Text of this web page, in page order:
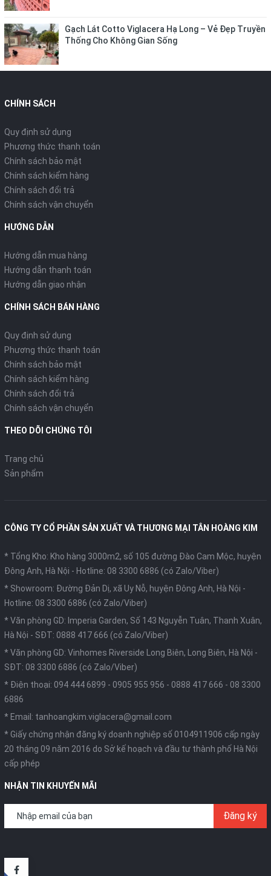
Gạch Lát Cotto Viglacera Hạ Long – Vẻ Đẹp Truyền
Thống Cho Không Gian Sống
CHÍNH SÁCH
Quy định sử dụng
Phương thức thanh toán
Chính sách bảo mật
Chính sách kiểm hàng
Chính sách đổi trả
Chính sách vận chuyển
HƯỚNG DẪN
Hướng dẫn mua hàng
Hướng dẫn thanh toán
Hướng dẫn giao nhận
CHÍNH SÁCH BÁN HÀNG
Quy định sử dụng
Phương thức thanh toán
Chính sách bảo mật
Chính sách kiểm hàng
Chính sách đổi trả
Chính sách vận chuyển
THEO DÕI CHÚNG TÔI
Trang chủ
Sản phẩm
CÔNG TY CỔ PHẦN SẢN XUẤT VÀ THƯƠNG MẠI TÂN HOÀNG KIM
* Tổng Kho: Kho hàng 3000m2, số 105 đường Đào Cam Mộc, huyện
Đông Anh, Hà Nội - Hotline: 08 3300 6886 (có Zalo/Viber)
* Showroom: Đường Đản Dị, xã Uy Nỗ, huyện Đông Anh, Hà Nội -
Hotline: 08 3300 6886 (có Zalo/Viber)
* Văn phòng GD: Imperia Garden, Số 143 Nguyễn Tuân, Thanh Xuân,
Hà Nội - SĐT: 0888 417 666 (có Zalo/Viber)
* Văn phòng GD: Vinhomes Riverside Long Biên, Long Biên, Hà Nội -
SĐT: 08 3300 6886 (có Zalo/Viber)
* Điện thoại: 094 444 6899 - 0905 955 956 - 0888 417 666 - 08 3300
6886
* Email: tanhoangkim.viglacera@gmail.com
* Giấy chứng nhận đăng ký doanh nghiệp số 0104911906 cấp ngày
20 tháng 09 năm 2016 do Sở kế hoạch và đầu tư thành phố Hà Nội
cấp phép
NHẬN TIN KHUYẾN MÃI
Đăng ký